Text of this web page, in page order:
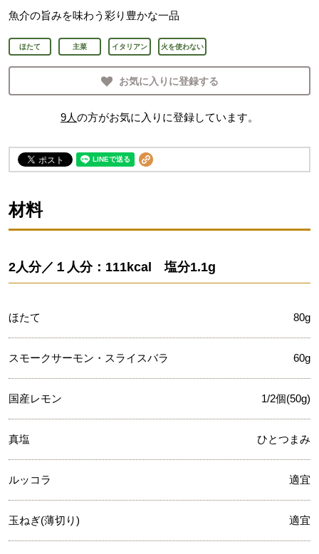
魚介の旨みを味わう彩り豊かな一品
ほたて 主菜 イタリアン 火を使わない
お気に入りに登録する
9人の方がお気に入りに登録しています。
材料
2人分／１人分：111kcal 塩分1.1g
ほたて 80g
スモークサーモン・スライスバラ 60g
国産レモン 1/2個(50g)
真塩 ひとつまみ
ルッコラ 適宜
玉ねぎ(薄切り) 適宜